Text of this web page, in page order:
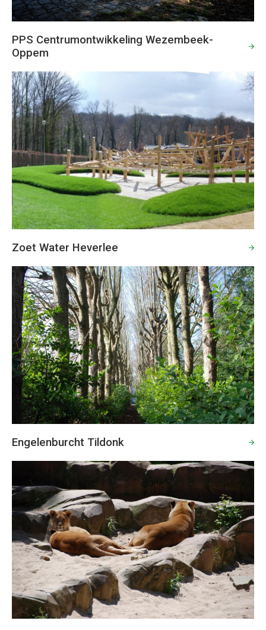
PPS Centrumontwikkeling Wezembeek-
Oppem
Zoet Water Heverlee
Engelenburcht Tildonk